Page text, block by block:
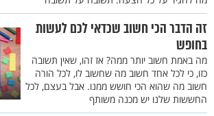
זה הדבר הכי חשוב שכדאי לכם לעשות
בחופש
מה באמת חשוב יותר ממה? אז זהו, שאין תשובה
כזו, כי לכל אחד חשוב מה שחשוב לו, לכל הורה
חשוב מה שהוא הכי חושש ממנו. אבל בעצם, לכל
החששות שלנו יש מכנה משותף